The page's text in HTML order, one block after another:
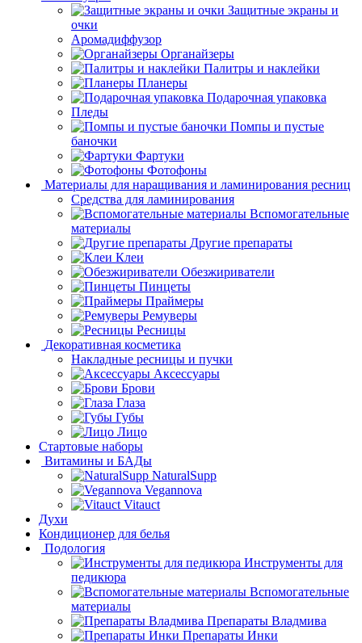
Защитные экраны и
очки
Аромадиффузор
Органайзеры
Палитры и наклейки
Планеры
Подарочная упаковка
Пледы
Помпы и пустые
баночки
Фартуки
Фотофоны
Материалы для наращивания и ламинирования ресниц
Средства для ламинирования
Вспомогательные
материалы
Другие препараты
Клеи
Обезжириватели
Пинцеты
Праймеры
Ремуверы
Ресницы
Декоративная косметика
Накладные ресницы и пучки
Аксессуары
Брови
Глаза
Губы
Лицо
Стартовые наборы
Витамины и БАДы
NaturalSupp
Vegannova
Vitauct
Духи
Кондиционер для белья
Подология
Инструменты для
педикюра
Вспомогательные
материалы
Препараты Владмива
Препараты Инки